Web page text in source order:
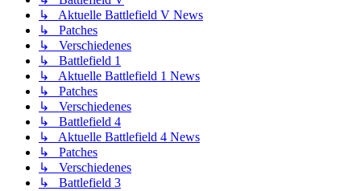
↳ Aktuelle Battlefield V News
↳ Patches
↳ Verschiedenes
↳ Battlefield 1
↳ Aktuelle Battlefield 1 News
↳ Patches
↳ Verschiedenes
↳ Battlefield 4
↳ Aktuelle Battlefield 4 News
↳ Patches
↳ Verschiedenes
↳ Battlefield 3